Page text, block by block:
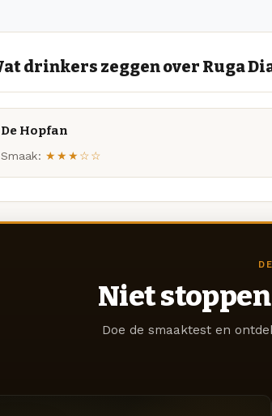
drinkers zeggen over Ruga
De Hopfan
Smaak: ★★★☆☆
Niet
Doe de smaaktest en